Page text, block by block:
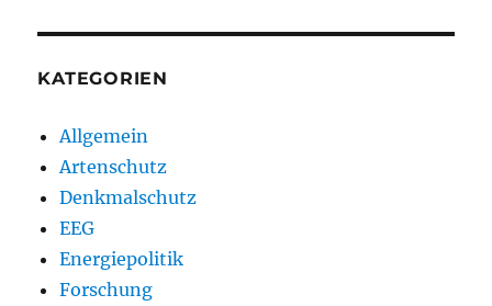
KATEGORIEN
Allgemein
Artenschutz
Denkmalschutz
EEG
Energiepolitik
Forschung